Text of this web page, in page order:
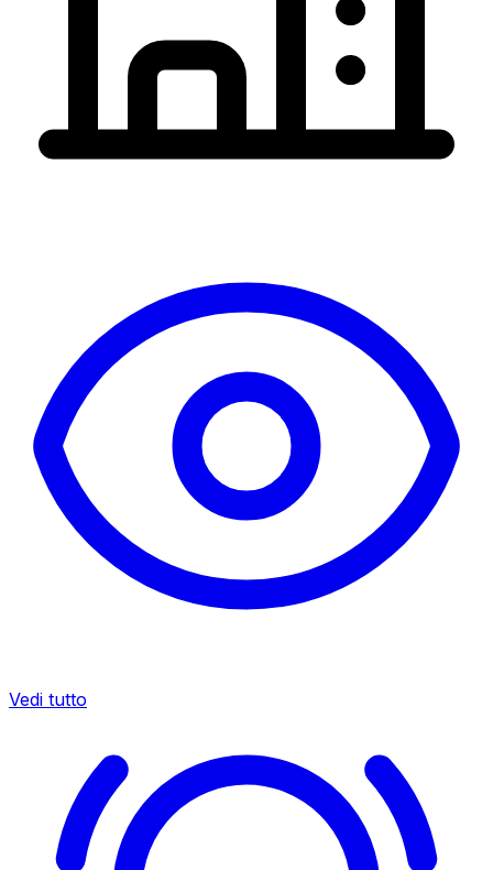
Vedi tutto